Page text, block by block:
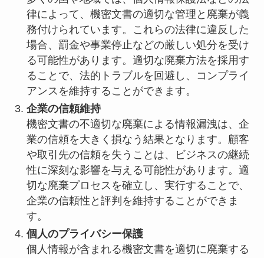
律によって、機密文書の適切な管理と廃棄が義
務付けられています。これらの法律に違反した
場合、罰金や事業停止などの厳しい処分を受け
る可能性があります。適切な廃棄方法を採用す
ることで、法的トラブルを回避し、コンプライ
アンスを維持することができます。
企業の信頼維持
機密文書の不適切な廃棄による情報漏洩は、企
業の信頼を大きく損なう結果となります。顧客
や取引先の信頼を失うことは、ビジネスの継続
性に深刻な影響を与える可能性があります。適
切な廃棄プロセスを確立し、実行することで、
企業の信頼性と評判を維持することができま
す。
個人のプライバシー保護
個人情報が含まれる機密文書を適切に廃棄する